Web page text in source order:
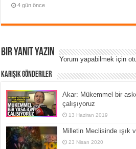
4 gün önce
Bir yanıt yazın
Yorum yapabilmek için
Karışık Gönderiler
Akar: Mükemmel bir
çalışıyoruz
13 Haziran 2019
Milletin Meclisinde ışık
23 Nisan 2020